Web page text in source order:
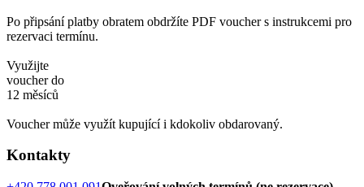
Po připsání platby obratem obdržíte PDF voucher s instrukcemi pro
rezervaci termínu.
Využijte
voucher do
12 měsíců
Voucher může využít kupující i kdokoliv obdarovaný.
Kontakty